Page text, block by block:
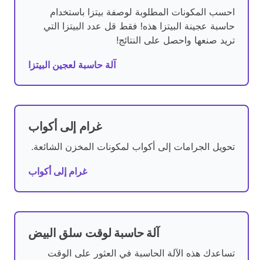
احسب المكونات المطلوبة لوصفة بيتزا باستخدام
حاسبة عجينة البيتزا هذه! فقط قل عدد البيتزا التي
تريد صنعها واحصل على النتائج!
آلة حاسبة لعجين البيتزا
غرام إلى أكواب
تحويل الجرامات إلى أكواب لمكونات المخزن الشائعة.
غرام إلى أكواب
آلة حاسبة لوقت سلق البيض
تساعدك هذه الآلة الحاسبة في العثور على الوقت